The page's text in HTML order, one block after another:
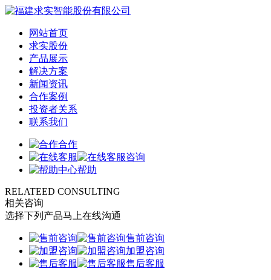
网站首页
求实股份
产品展示
解决方案
新闻资讯
合作案例
投资者关系
联系我们
合作
咨询
帮助
RELATEED CONSULTING
相关咨询
选择下列产品马上在线沟通
售前咨询
加盟咨询
售后客服